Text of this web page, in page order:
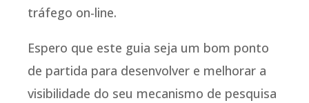
tráfego on-line.
Espero que este guia seja um bom ponto
de partida para desenvolver e melhorar a
visibilidade do seu mecanismo de pesquisa